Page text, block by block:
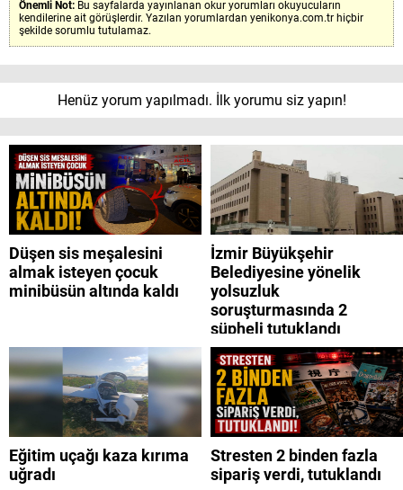
Önemli Not: Bu sayfalarda yayınlanan okur yorumları okuyucuların
kendilerine ait görüşlerdir. Yazılan yorumlardan yenikonya.com.tr hiçbir
şekilde sorumlu tutulamaz.
Henüz yorum yapılmadı. İlk yorumu siz yapın!
Düşen sis meşalesini
almak isteyen çocuk
minibüsün altında kaldı
İzmir Büyükşehir
Belediyesine yönelik
yolsuzluk
soruşturmasında 2
şüpheli tutuklandı
Eğitim uçağı kaza kırıma
uğradı
Stresten 2 binden fazla
sipariş verdi, tutuklandı